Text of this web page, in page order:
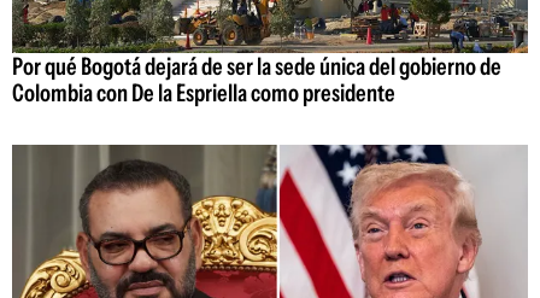
Por qué Bogotá dejará de ser la sede única del gobierno de
Colombia con De la Espriella como presidente